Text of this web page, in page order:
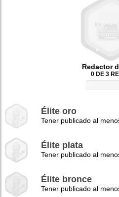
Redactor
0 DE 3
Élite oro
Tener publicado al
Élite plata
Tener publicado al
Élite bronce
Tener publicado al